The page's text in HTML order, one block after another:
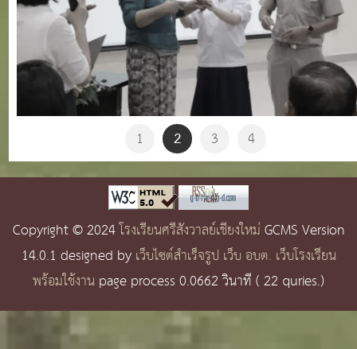
1 2 3 4
Copyright © 2024โรงเรียนศรีสังวาลย์เชียงใหม่GCMS Version
14.0.1 designed byเว็บไซต์สำเร็จรูป เว็บ อบต. เว็บโรงเรียน
พร้อมใช้งานpage process0.0662วินาที (22 quries.)